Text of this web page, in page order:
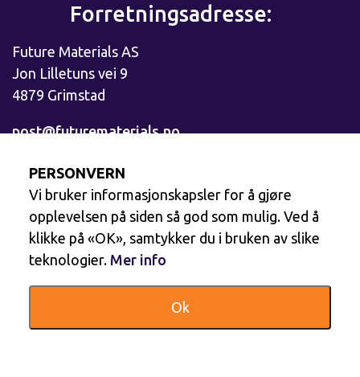
Forretningsadresse:
Future Materials AS
Jon Lilletuns vei 9
4879 Grimstad
post@futurematerials.no
Personvernerklæring
Følg oss
Facebook
LinkedIn
PERSONVERN
Vi bruker informasjonskapsler for å gjøre
opplevelsen på siden så god som mulig. Ved å
klikke på «OK», samtykker du i bruken av slike
teknologier. Mer info
Ok